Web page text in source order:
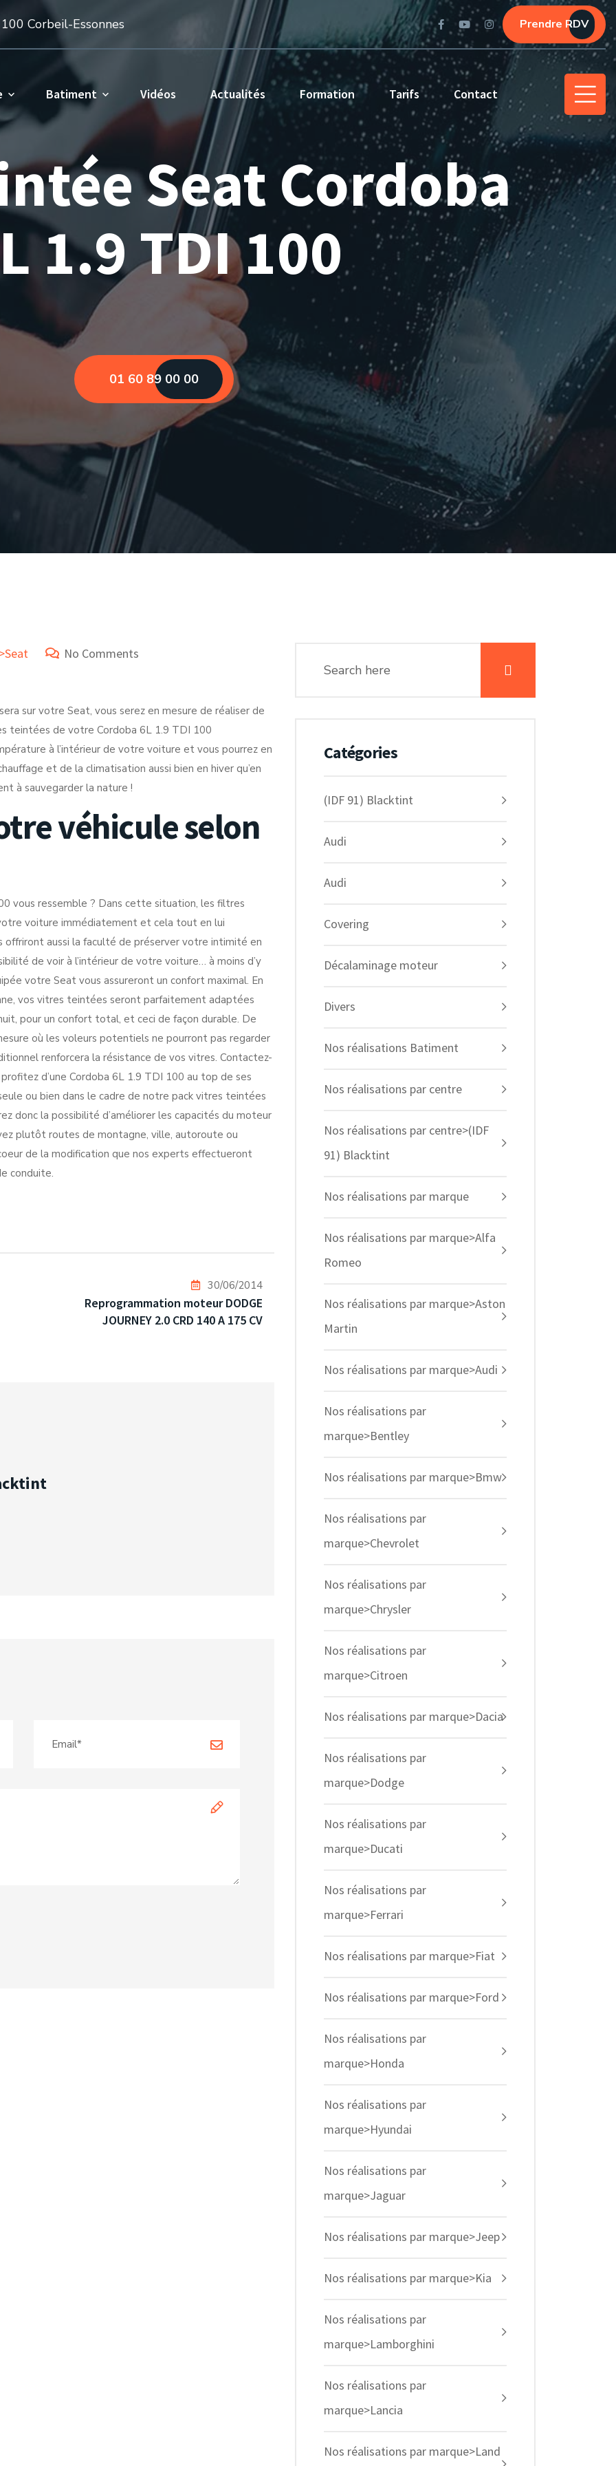
Corbeil-Essonnes Prendre RDV
Batiment Vidéos Actualités Formation Tarifs Contact
Seat Cordoba
1.9 TDI 100
01 60 89 00 00
No Comments
sur votre Seat, vous serez en mesure de réaliser de
teintées de votre Cordoba 6L 1.9 TDI 100
à l’intérieur de votre voiture et vous pourrez en
et de la climatisation aussi bien en hiver qu’en
à sauvegarder la nature !
véhicule selon
vous ressemble ? Dans cette situation, les filtres
voiture immédiatement et cela tout en lui
offriront aussi la faculté de préserver votre intimité en
de voir à l’intérieur de votre voiture… à moins d’y
votre Seat vous assureront un confort maximal. En
vos vitres teintées seront parfaitement adaptées
pour un confort total, et ceci de façon durable. De
où les voleurs potentiels ne pourront pas regarder
renforcera la résistance de vos vitres. Contactez-
d’une Cordoba 6L 1.9 TDI 100 au top de ses
ou bien dans le cadre de notre pack vitres teintées
donc la possibilité d’améliorer les capacités du moteur
plutôt routes de montagne, ville, autoroute ou
de la modification que nos experts effectueront
conduite.
30/06/2014
Reprogrammation moteur DODGE
JOURNEY 2.0 CRD 140 A 175 CV
Catégories
(IDF 91) Blacktint
Audi
Audi
Covering
Décalaminage moteur
Divers
Nos réalisations Batiment
Nos réalisations par centre
Nos réalisations par centre>(IDF
91) Blacktint
Nos réalisations par marque
Nos réalisations par marque>Alfa
Romeo
Nos réalisations par marque>Aston
Martin
Nos réalisations par marque>Audi
Nos réalisations par
marque>Bentley
Nos réalisations par marque>Bmw
Nos réalisations par
marque>Chevrolet
Nos réalisations par
marque>Chrysler
Nos réalisations par
marque>Citroen
Nos réalisations par marque>Dacia
Nos réalisations par
marque>Dodge
Nos réalisations par
marque>Ducati
Nos réalisations par
marque>Ferrari
Nos réalisations par marque>Fiat
Nos réalisations par marque>Ford
Nos réalisations par
marque>Honda
Nos réalisations par
marque>Hyundai
Nos réalisations par
marque>Jaguar
Nos réalisations par marque>Jeep
Nos réalisations par marque>Kia
Nos réalisations par
marque>Lamborghini
Nos réalisations par
marque>Lancia
Nos réalisations par marque>Land